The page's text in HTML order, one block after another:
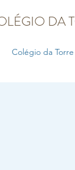
DA
Colégio da Torre